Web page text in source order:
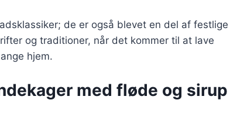
de er også blevet en del af festlige
og traditioner, når det kommer til at lave
hjem.
med fløde og sirup